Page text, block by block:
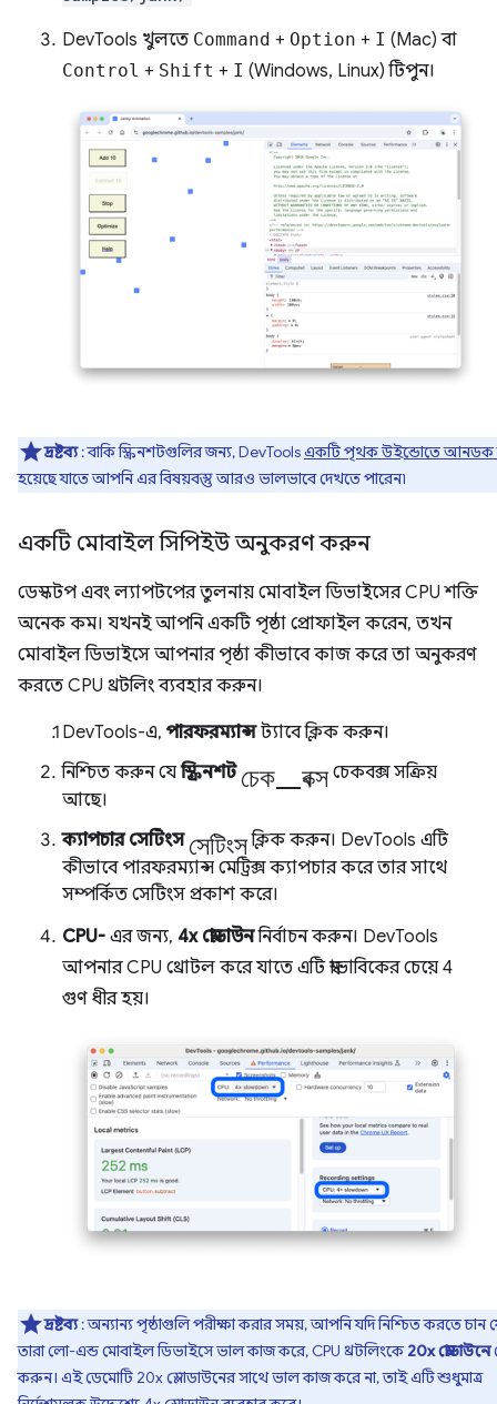
DevTools খুলতে Command + Option + I (Mac) বা
Control + Shift + I (Windows, Linux) টিপুন।
দ্রষ্টব্য: বাকি স্ক্রিনশটগুলির জন্য, DevToolsএকটি পৃথক উইন্ডোতে আনডক
হয়েছে যাতে আপনি এর বিষয়বস্তু আরও ভালভাবে দেখতে পারেন৷
একটি মোবাইল সিপিইউ অনুকরণ করুন
ডেস্কটপ এবং ল্যাপটপের তুলনায় মোবাইল ডিভাইসের CPU শক্তি
অনেক কম। যখনই আপনি একটি পৃষ্ঠা প্রোফাইল করেন, তখন
মোবাইল ডিভাইসে আপনার পৃষ্ঠা কীভাবে কাজ করে তা অনুকরণ
করতে CPU থ্রটলিং ব্যবহার করুন।
DevTools-এ, পারফরম্যান্সট্যাবে ক্লিক করুন।
নিশ্চিত করুন যেস্ক্রিনশট চেক_বক্সচেকবক্স সক্রিয়
আছে।
ক্যাপচার সেটিংস সেটিংসক্লিক করুন। DevTools এটি
কীভাবে পারফরম্যান্স মেট্রিক্স ক্যাপচার করে তার সাথে
সম্পর্কিত সেটিংস প্রকাশ করে।
CPU- এর জন্য, 4x স্লোডাউননির্বাচন করুন। DevTools
আপনার CPU থ্রোটল করে যাতে এটি স্বাভাবিকের চেয়ে 4
গুণ ধীর হয়।
দ্রষ্টব্য: অন্যান্য পৃষ্ঠাগুলি পরীক্ষা করার সময়, আপনি যদি নিশ্চিত করতে চান
তারা লো-এন্ড মোবাইল ডিভাইসে ভাল কাজ করে, CPU থ্রটলিংকে 20x স্লোডাউনে
করুন। এই ডেমোটি 20x স্লোডাউনের সাথে ভাল কাজ করে না, তাই এটি শুধুমাত্র